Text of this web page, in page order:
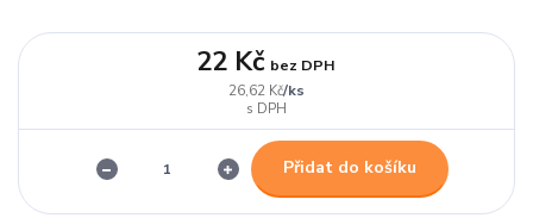
26,62 Kč/ks
22 Kč bez DPH
Přidat do košíku